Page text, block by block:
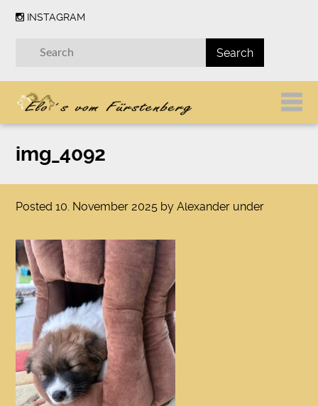
INSTAGRAM
img_4092
Posted10. November 2025 byAlexander under